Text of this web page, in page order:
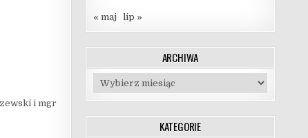
i mgr
« maj lip »
ARCHIWA
Archiwa
KATEGORIE